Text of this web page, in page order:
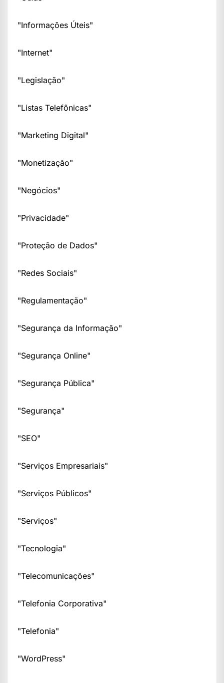
"Informações Úteis"
"Internet"
"Legislação"
"Listas Telefônicas"
"Marketing Digital"
"Monetização"
"Negócios"
"Privacidade"
"Proteção de Dados"
"Redes Sociais"
"Regulamentação"
"Segurança da Informação"
"Segurança Online"
"Segurança Pública"
"Segurança"
"SEO"
"Serviços Empresariais"
"Serviços Públicos"
"Serviços"
"Tecnologia"
"Telecomunicações"
"Telefonia Corporativa"
"Telefonia"
"WordPress"